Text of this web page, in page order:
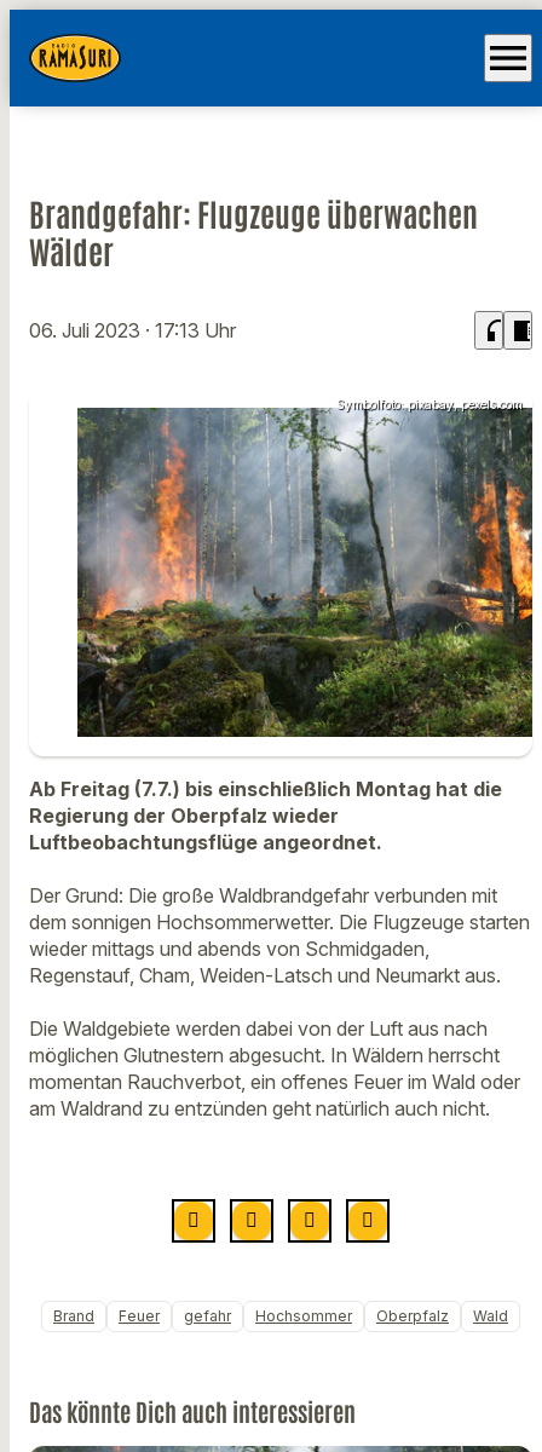
menu
Brandgefahr: Flugzeuge überwachen
Wälder
06. Juli 2023 · 17:13 Uhr headphones chrome_reader_mode
Symbolfoto: pixabay, pexels.com
Ab Freitag (7.7.) bis einschließlich Montag hat die
Regierung der Oberpfalz wieder
Luftbeobachtungsflüge angeordnet.
Der Grund: Die große Waldbrandgefahr verbunden mit
dem sonnigen Hochsommerwetter. Die Flugzeuge starten
wieder mittags und abends von Schmidgaden,
Regenstauf, Cham, Weiden-Latsch und Neumarkt aus.
Die Waldgebiete werden dabei von der Luft aus nach
möglichen Glutnestern abgesucht. In Wäldern herrscht
momentan Rauchverbot, ein offenes Feuer im Wald oder
am Waldrand zu entzünden geht natürlich auch nicht.
Brand Feuer gefahr Hochsommer Oberpfalz Wald
Das könnte Dich auch interessieren